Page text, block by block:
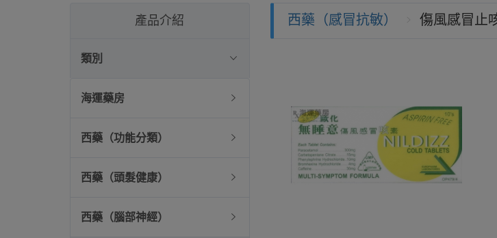
產品介紹
類別
海運藥房
西藥（功能分類）
西藥（頭髮健康）
西藥（腦部神經）
西藥（感冒抗敏） 傷風感冒止